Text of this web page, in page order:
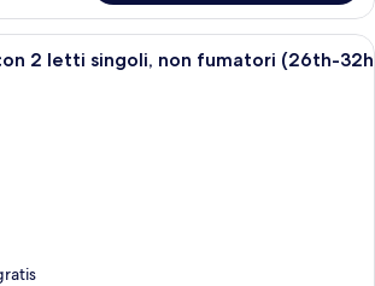
Camera d'albergo con due letti, un
2 letti singoli, non fumatori (26th-32h